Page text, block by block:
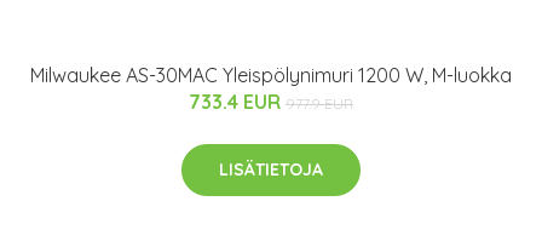
Milwaukee AS-30MAC Yleispölynimuri 1200 W, M-luokka
733.4 EUR 977.9 EUR
LISÄTIETOJA